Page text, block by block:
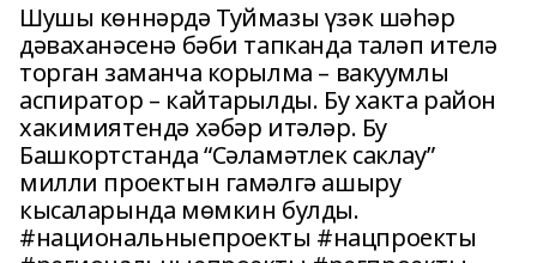
Шушы көннәрдә Туймазы үзәк шәһәр
дәваханәсенә бәби тапканда таләп ителә
торган заманча корылма – вакуумлы
аспиратор – кайтарылды. Бу хакта район
хакимиятендә хәбәр итәләр. Бу
Башкортстанда “Сәламәтлек саклау”
милли проектын гамәлгә ашыру
кысаларында мөмкин булды.
#национальныепроекты #нацпроекты